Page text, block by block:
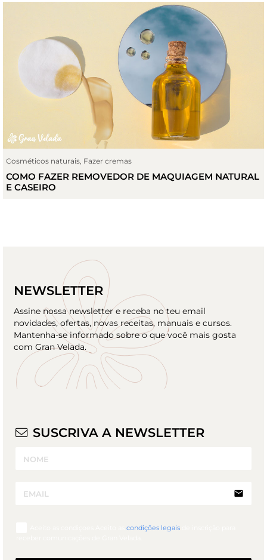
Fazer Sabonetes,Halloweem,Sabonete de glicerina
TUTORIAL PARA FAZER UM SABONETE ORIGINAL COM
CAVEIRAS PARA O HALLOWEEN!
NEWSLETTER
Assine nossa newsletter e receba no teu email
novidades, ofertas, novas receitas, manuais e cursos.
Mantenha-se informado sobre o que você mais gosta
com Gran Velada.
SUSCRIVA A NEWSLETTER
email
condições legais